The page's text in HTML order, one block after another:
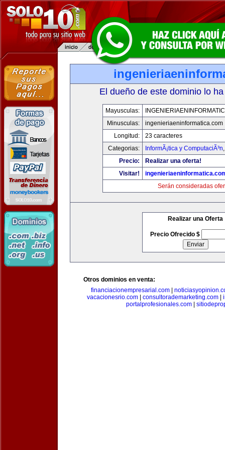
El dueño de este dominio lo
Mayusculas:
Minusculas:
ingenieriaeninformatica.com
Longitud:
23 caracteres
Categorias:
InformÃ¡tica y ComputaciÃ³n
Precio:
Realizar una oferta!
Visitar!
Serán consideradas
Realizar una Oferta
Precio Ofrecido $
Otros dominios en venta:
financiacionempresarial.com
vacacionesrio.com
consultorademarketing.com
portalprofesionales.com|